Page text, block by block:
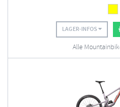
LAGER-INFOS
Alle